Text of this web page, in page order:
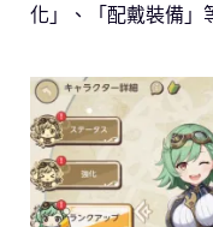
化」、「配戴裝備」